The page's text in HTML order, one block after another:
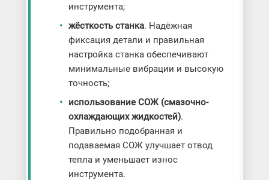
инструмента;
жёсткость станка. Надёжная
фиксация детали и правильная
настройка станка обеспечивают
минимальные вибрации и высокую
точность;
использование СОЖ (смазочно-
охлаждающих жидкостей).
Правильно подобранная и
подаваемая СОЖ улучшает отвод
тепла и уменьшает износ
инструмента.